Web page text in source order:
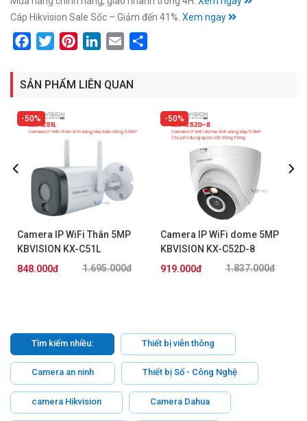
Cáp Hikvision Sale Sốc – Giảm đến 41%. Xem ngay
FacebookTwitterPinterestLinkedIn
Email
SẢN PHẨM LIÊN QUAN
50%
Camera IP WiFi Thân 5MP
KBVISION KX-C51L
1.695.000đ
848.000đ
50%
Camera IP WiFi dome 5MP
KBVISION KX-C52D-8
1.837.000đ
919.000đ
Tìm kiếm nhiều: Thiết bị viễn thông
Camera an ninh Thiết bị Số - Công Nghệ
camera Hikvision Camera Dahua